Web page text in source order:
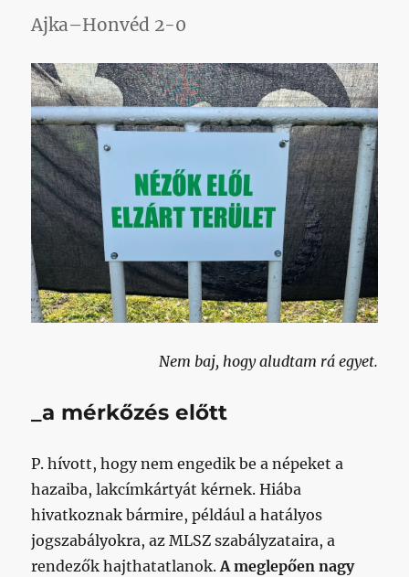
Ajka–Honvéd 2-0
Nem baj, hogy aludtam rá egyet.
_a mérkőzés előtt
P. hívott, hogy nem engedik be a népeket a
hazaiba, lakcímkártyát kérnek. Hiába
hivatkoznak bármire, például a hatályos
jogszabályokra, az MLSZ szabályzataira, a
rendezők hajthatatlanok.A meglepően nagy